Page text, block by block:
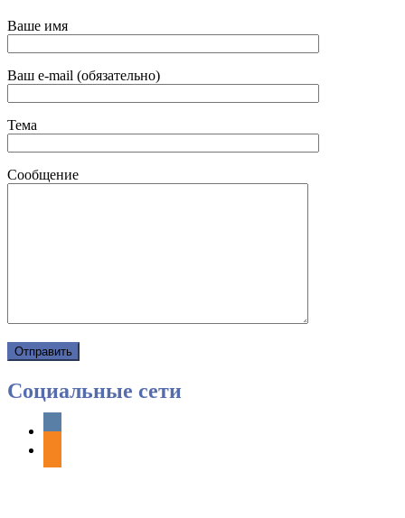
Ваше имя
Ваш e-mail (обязательно)
Тема
Сообщение
Социальные сети
vkontakte